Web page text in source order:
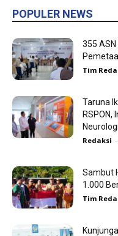
POPULER NEWS
355
Tim
Taruna
RSPON,
Redaksi -
Sambut
1.000
Tim